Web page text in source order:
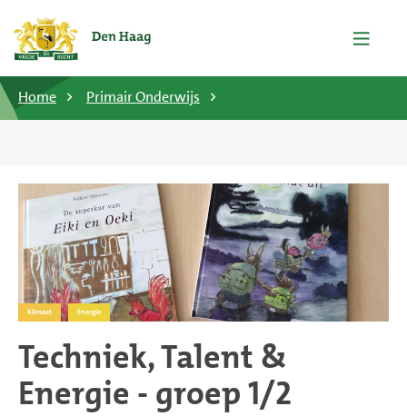
Home Primair Onderwijs
Klimaat Energie
Techniek, Talent &
Energie - groep 1/2